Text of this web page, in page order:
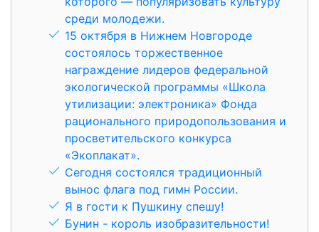
среди молодежи.
15 октября в Нижнем Новгороде
состоялось торжественное
награждение лидеров федеральной
экологической программы «Школа
утилизации: электроника» Фонда
рационального природопользования и
просветительского конкурса
«Экоплакат».
Сегодня состоялся традиционный
вынос флага под гимн России.
Я в гости к Пушкину спешу!
Бунин - король изобразительности!